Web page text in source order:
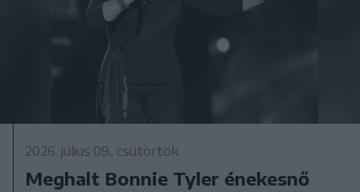
2026. július 09., csütörtök
Meghalt Bonnie Tyler énekesnő